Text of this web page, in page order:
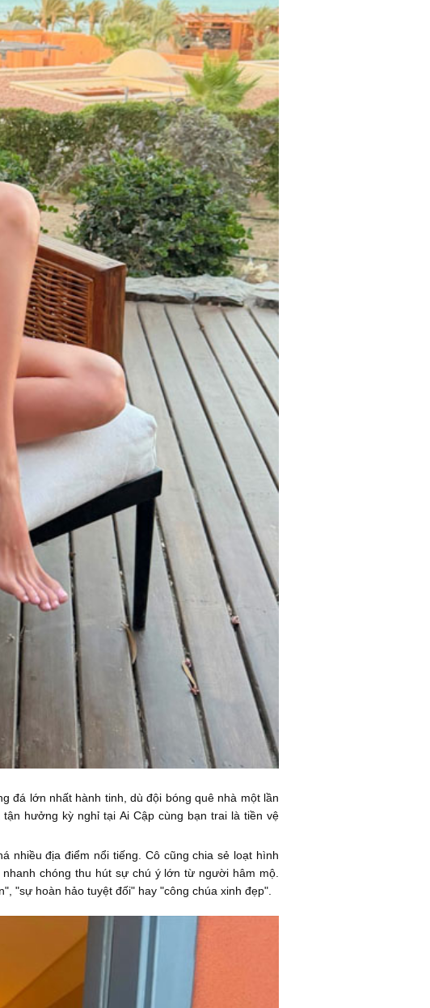
đá lớn nhất hành tinh, dù đội bóng quê nhà một lần
hưởng kỳ nghỉ tại Ai Cập cùng bạn trai là tiền vệ
nhiều địa điểm nổi tiếng. Cô cũng chia sẻ loạt hình
chóng thu hút sự chú ý lớn từ người hâm mộ.
"sự hoàn hảo tuyệt đối" hay "công chúa xinh đẹp".